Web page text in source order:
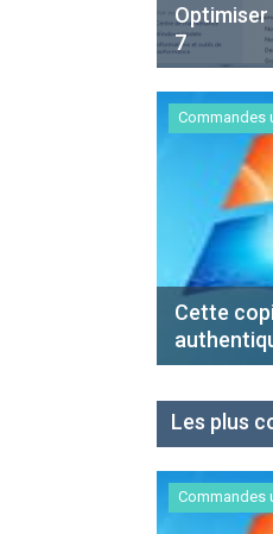
Optimiser
7
Commandes
Cette
Les plus
Commandes